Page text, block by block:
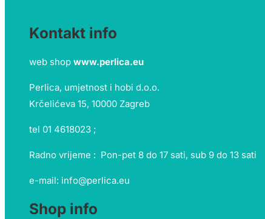
Kontakt info
web shop www.perlica.eu
Perlica, umjetnost i hobi d.o.o.
Krčelićeva 15, 10000 Zagreb
tel 01 4618023 ;
Radno vrijeme : Pon-pet 8 do 17 sati, sub 9 do 13 sati
e-mail: info@perlica.eu
Shop info